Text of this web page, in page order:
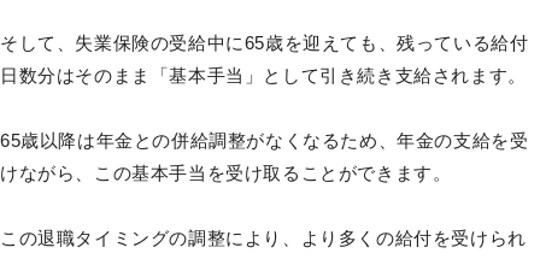
そして、失業保険の受給中に65歳を迎えても、残っている給付
日数分はそのまま「基本手当」として引き続き支給されます。
65歳以降は年金との併給調整がなくなるため、年金の支給を受
けながら、この基本手当を受け取ることができます。
この退職タイミングの調整により、より多くの給付を受けられ